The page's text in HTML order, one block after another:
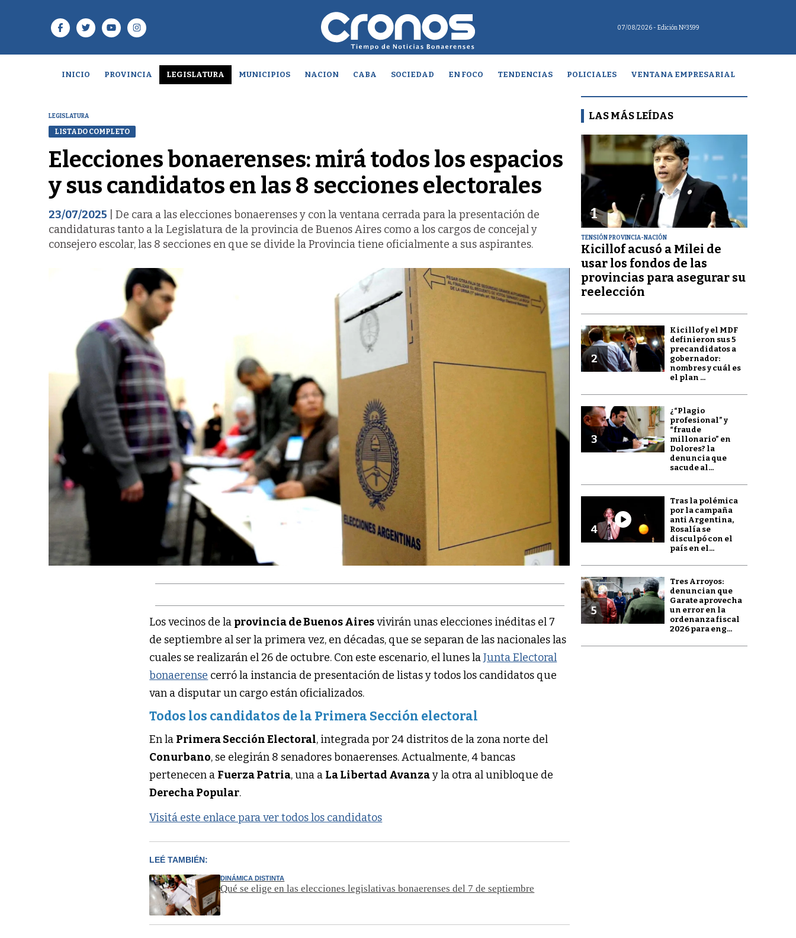
07/08/2026 - Edición Nº3599
INICIO PROVINCIA LEGISLATURA MUNICIPIOS NACION CABA SOCIEDAD EN FOCO TENDENCIAS POLICIALES VENTANA EMPRESARIAL
LEGISLATURA
LISTADO COMPLETO
Elecciones bonaerenses: mirá todos los espacios
y sus candidatos en las 8 secciones electorales
23/07/2025 | De cara a las elecciones bonaerenses y con la ventana cerrada para la presentación de
candidaturas tanto a la Legislatura de la provincia de Buenos Aires como a los cargos de concejal y
consejero escolar, las 8 secciones en que se divide la Provincia tiene oficialmente a sus aspirantes.
Los vecinos de la provincia de Buenos Airesvivirán unas elecciones inéditas el 7
de septiembre al ser la primera vez, en décadas, que se separan de las nacionales las
cuales se realizarán el 26 de octubre. Con este escenario, el lunes laJunta Electoral
bonaerense cerró la instancia de presentación de listas y todos los candidatos que
van a disputar un cargo están oficializados.
Todos los candidatos de la Primera Sección electoral
En la Primera Sección Electoral, integrada por 24 distritos de la zona norte del
Conurbano, se elegirán 8 senadores bonaerenses. Actualmente, 4 bancas
pertenecen a Fuerza Patria, una a La Libertad Avanzay la otra al unibloque de
Derecha Popular.
Visitá este enlace para ver todos los candidatos
LEÉ TAMBIÉN:
DINÁMICA DISTINTA
Qué se elige en las elecciones legislativas bonaerenses del 7 de septiembre
LAS MÁS LEÍDAS
1
TENSIÓN PROVINCIA-NACIÓN
Kicillof acusó a Milei de
usar los fondos de las
provincias para asegurar su
reelección
2
Kicillof y el MDF
definieron sus 5
precandidatos a
gobernador:
nombres y cuál es
el plan ...
3
¿“Plagio
profesional” y
“fraude
millonario” en
Dolores? la
denuncia que
sacude al...
4
Tras la polémica
por la campaña
anti Argentina,
Rosalía se
disculpó con el
país en el...
5
Tres Arroyos:
denuncian que
Garate aprovecha
un error en la
ordenanza fiscal
2026 para eng...